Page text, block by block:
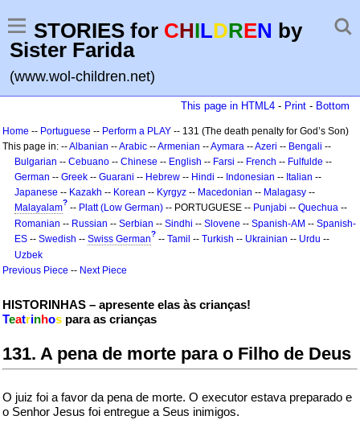
STORIES for CHILDREN by
Sister Farida
(www.wol-children.net)
This page in HTML4 - Print - Bottom
Home -- Portuguese -- Perform a PLAY -- 131 (The death penalty for God’s Son)
This page in: --Albanian --Arabic --Armenian --Aymara --Azeri -- Bengali --
Bulgarian -- Cebuano -- Chinese -- English -- Farsi -- French -- Fulfulde --
German -- Greek -- Guarani -- Hebrew -- Hindi -- Indonesian -- Italian --
Japanese -- Kazakh -- Korean -- Kyrgyz -- Macedonian -- Malagasy --
Malayalam? -- Platt (Low German) -- PORTUGUESE -- Punjabi -- Quechua --
Romanian -- Russian -- Serbian -- Sindhi -- Slovene -- Spanish-AM -- Spanish-
ES -- Swedish -- Swiss German? -- Tamil -- Turkish -- Ukrainian -- Urdu --
Uzbek
Previous Piece -- Next Piece
HISTORINHAS – apresente elas às crianças!
Teatrinhos para as crianças
131. A pena de morte para o Filho de Deus
O juiz foi a favor da pena de morte. O executor estava preparado e
o Senhor Jesus foi entregue a Seus inimigos.